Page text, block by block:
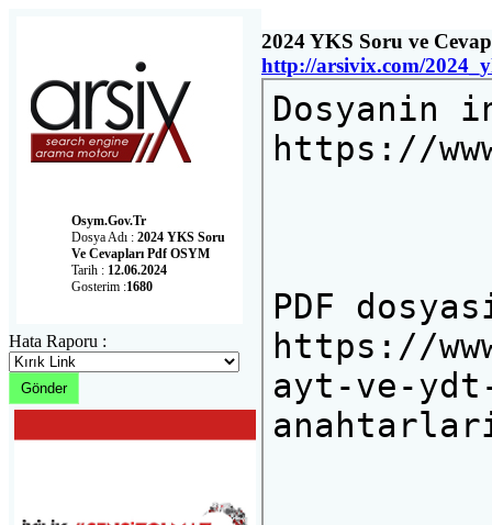
Osym.gov.tr
Dosya Adı : 2024 YKS Soru
Ve Cevapları Pdf OSYM
Tarih : 12.06.2024
Gosterim :1680
Hata Raporu :
2024 YKS Soru ve
http://arsivix.com/